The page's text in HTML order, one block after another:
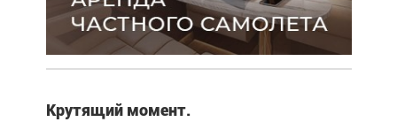
Крутящий момент.